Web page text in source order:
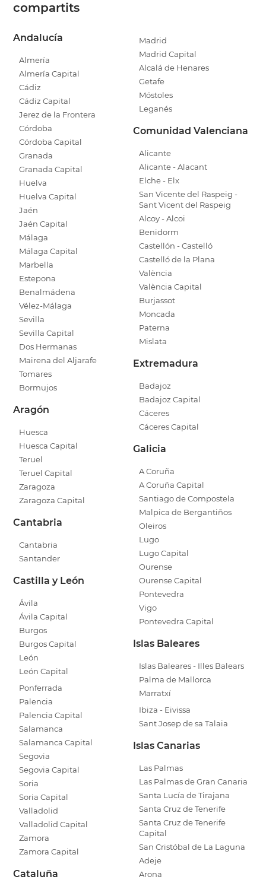
compartits
Andalucía
Almería
Almería Capital
Cádiz
Cádiz Capital
Jerez de la Frontera
Córdoba
Córdoba Capital
Granada
Granada Capital
Huelva
Huelva Capital
Jaén
Jaén Capital
Málaga
Málaga Capital
Marbella
Estepona
Benalmádena
Vélez-Málaga
Sevilla
Sevilla Capital
Dos Hermanas
Mairena del Aljarafe
Tomares
Bormujos
Aragón
Huesca
Huesca Capital
Teruel
Teruel Capital
Zaragoza
Zaragoza Capital
Cantabria
Cantabria
Santander
Castilla y León
Ávila
Ávila Capital
Burgos
Burgos Capital
León
León Capital
Ponferrada
Palencia
Palencia Capital
Salamanca
Salamanca Capital
Segovia
Segovia Capital
Soria
Soria Capital
Valladolid
Valladolid Capital
Zamora
Zamora Capital
Cataluña
Madrid
Madrid Capital
Alcalá de Henares
Getafe
Móstoles
Leganés
Comunidad Valenciana
Alicante
Alicante - Alacant
Elche - Elx
San Vicente del Raspeig -
Sant Vicent del Raspeig
Alcoy - Alcoi
Benidorm
Castellón - Castelló
Castelló de la Plana
València
València Capital
Burjassot
Moncada
Paterna
Mislata
Extremadura
Badajoz
Badajoz Capital
Cáceres
Cáceres Capital
Galicia
A Coruña
A Coruña Capital
Santiago de Compostela
Malpica de Bergantiños
Oleiros
Lugo
Lugo Capital
Ourense
Ourense Capital
Pontevedra
Vigo
Pontevedra Capital
Islas Baleares
Islas Baleares - Illes Balears
Palma de Mallorca
Marratxí
Ibiza - Eivissa
Sant Josep de sa Talaia
Islas Canarias
Las Palmas
Las Palmas de Gran Canaria
Santa Lucía de Tirajana
Santa Cruz de Tenerife
Santa Cruz de Tenerife
Capital
San Cristóbal de La Laguna
Adeje
Arona